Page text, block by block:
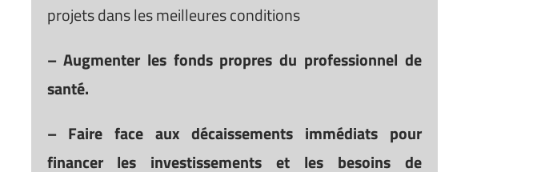
projets dans les meilleures conditions
– Augmenter les fonds propres du professionnel de
santé.
– Faire face aux décaissements immédiats pour
financer les investissements et les besoins de